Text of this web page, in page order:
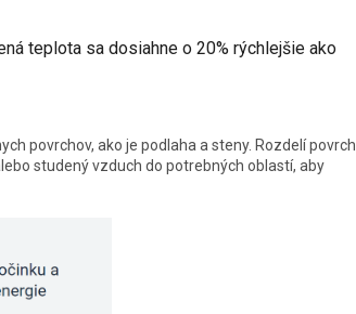
teplota sa dosiahne o 20% rýchlejšie ako
povrchov, ako je podlaha a steny. Rozdelí povrch
studený vzduch do potrebných oblastí, aby